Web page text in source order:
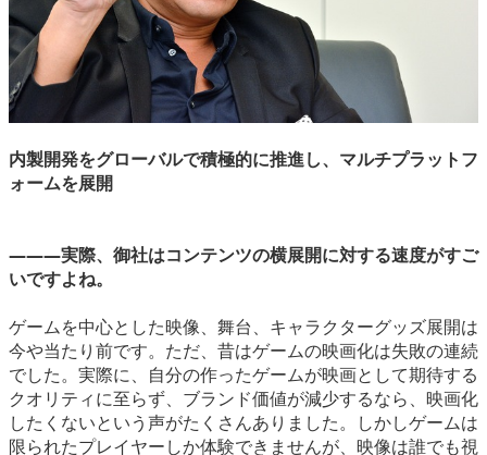
内製開発をグローバルで積極的に推進し、マルチプラットフ
ォームを展開
―――実際、御社はコンテンツの横展開に対する速度がすご
いですよね。
ゲームを中心とした映像、舞台、キャラクターグッズ展開は
今や当たり前です。ただ、昔はゲームの映画化は失敗の連続
でした。実際に、自分の作ったゲームが映画として期待する
クオリティに至らず、ブランド価値が減少するなら、映画化
したくないという声がたくさんありました。しかしゲームは
限られたプレイヤーしか体験できませんが、映像は誰でも視